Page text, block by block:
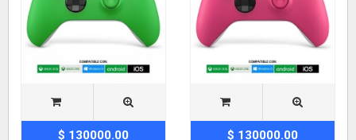
$ 130000.00 $ 130000.00